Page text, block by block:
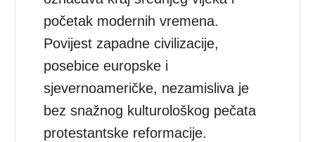
početak modernih vremena.
Povijest zapadne civilizacije,
posebice europske i
sjevernoameričke, nezamisliva je
bez snažnog kulturološkog pečata
protestantske reformacije.